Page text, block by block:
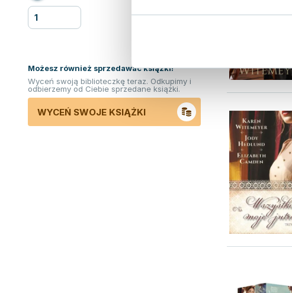
Możesz również sprzedawać ksiązki!
Wyceń swoją biblioteczkę teraz. Odkupimy i
odbierzemy od Ciebie sprzedane książki.
WYCEŃ SWOJE KSIĄŻKI